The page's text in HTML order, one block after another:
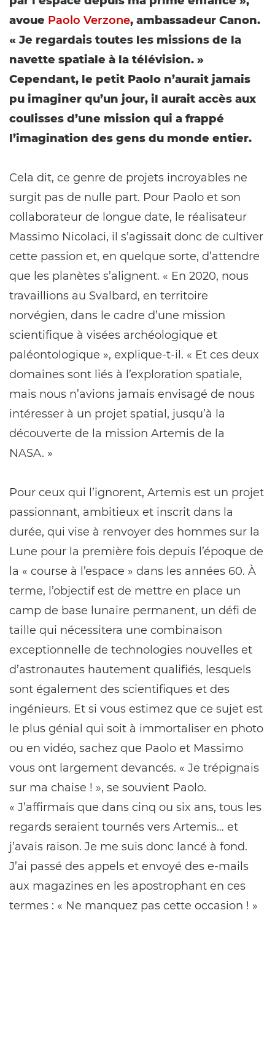
avoue Paolo Verzone, ambassadeur Canon.
« Je regardais toutes les missions de la
navette spatiale à la télévision. »
Cependant, le petit Paolo n’aurait jamais
pu imaginer qu’un jour, il aurait accès aux
coulisses d’une mission qui a frappé
l’imagination des gens du monde entier.
Cela dit, ce genre de projets incroyables ne
surgit pas de nulle part. Pour Paolo et son
collaborateur de longue date, le réalisateur
Massimo Nicolaci, il s’agissait donc de cultiver
cette passion et, en quelque sorte, d’attendre
que les planètes s’alignent. « En 2020, nous
travaillions au Svalbard, en territoire
norvégien, dans le cadre d’une mission
scientifique à visées archéologique et
paléontologique », explique-t-il. « Et ces deux
domaines sont liés à l’exploration spatiale,
mais nous n’avions jamais envisagé de nous
intéresser à un projet spatial, jusqu’à la
découverte de la mission Artemis de la
NASA. »
Pour ceux qui l’ignorent, Artemis est un projet
passionnant, ambitieux et inscrit dans la
durée, qui vise à renvoyer des hommes sur la
Lune pour la première fois depuis l’époque de
la « course à l’espace » dans les années 60. À
terme, l’objectif est de mettre en place un
camp de base lunaire permanent, un défi de
taille qui nécessitera une combinaison
exceptionnelle de technologies nouvelles et
d’astronautes hautement qualifiés, lesquels
sont également des scientifiques et des
ingénieurs. Et si vous estimez que ce sujet est
le plus génial qui soit à immortaliser en photo
ou en vidéo, sachez que Paolo et Massimo
vous ont largement devancés. « Je trépignais
sur ma chaise ! », se souvient Paolo.
« J’affirmais que dans cinq ou six ans, tous les
regards seraient tournés vers Artemis… et
j’avais raison. Je me suis donc lancé à fond.
J’ai passé des appels et envoyé des e-mails
aux magazines en les apostrophant en ces
termes : « Ne manquez pas cette occasion ! »